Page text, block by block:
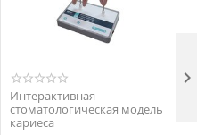
Интерактивная
стоматологическая модель
кариеса
